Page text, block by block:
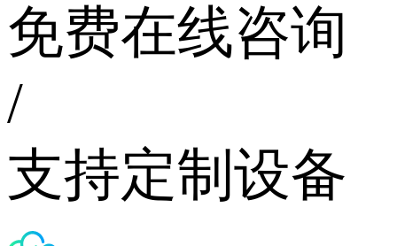
免费在线咨询
/
支持定制设备